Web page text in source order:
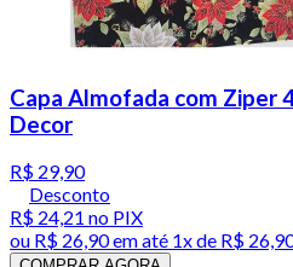
Capa Almofada com Ziper
Decor
R$ 29,90
Desconto
R$ 24,21 no PIX
ou R$ 26,90em até 1x de R$